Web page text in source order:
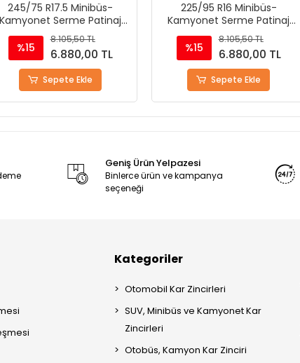
245/75 R17.5 Minibüs-
Kamyonet Serme Patinaj
Zinciri - M220
%15
8.105,50 TL
6.880,00 TL
Sepete Ekle
225/95 R16 Minibüs-
Kamyonet Serme Patinaj
Zinciri - M220
%15
8.105,50 TL
6.880,00 TL
Sepete Ekle
Geniş Ürün Yelpazesi
Binlerce ürün ve kampanya
seçeneği
Kategoriler
Otomobil Kar Zincirleri
SUV, Minibüs ve Kamyonet Kar
Zincirleri
Otobüs, Kamyon Kar Zinciri